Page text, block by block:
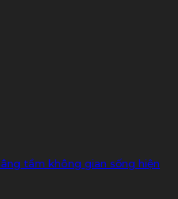
tầm không gian sống hiện